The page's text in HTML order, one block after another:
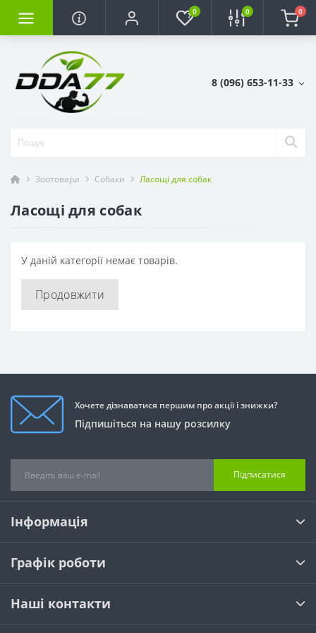
0 0 0
8 (096) 653-11-33
Зоотовари Собаки Ласощі для собак
Ласощі для собак
У даній категорії немає товарів.
Продовжити
Хочете дізнаватися першим про акції і знижки?
Підпишіться на нашу розсилку
Підписатися
Інформація
Графік роботи
Наші контакти